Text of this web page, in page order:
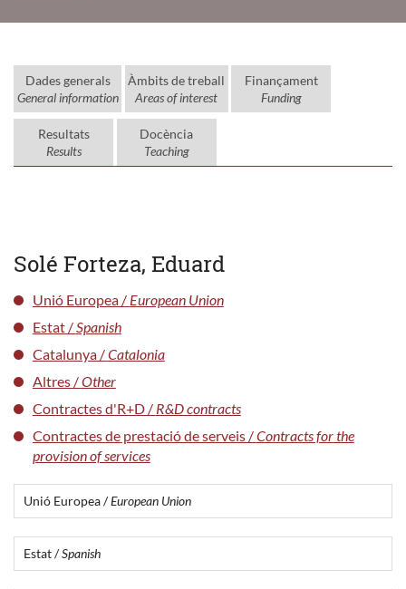
Dades generals
General information
Àmbits de treball
Areas of interest
Finançament
Funding
Resultats
Results
Docència
Teaching
Solé Forteza, Eduard
Unió Europea / European Union
Estat / Spanish
Catalunya /Catalonia
Altres /Other
Contractes d'R+D / R&D contracts
Contractes de prestació de serveis /Contracts for the
provision of services
Unió Europea /European Union
Estat /Spanish